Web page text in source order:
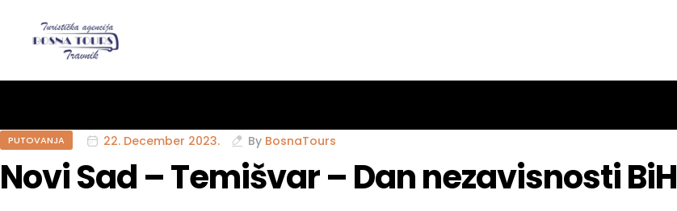
PUTOVANJA 22. December 2023. By BosnaTours
Novi Sad – Temišvar – Dan nezavisnosti BiH